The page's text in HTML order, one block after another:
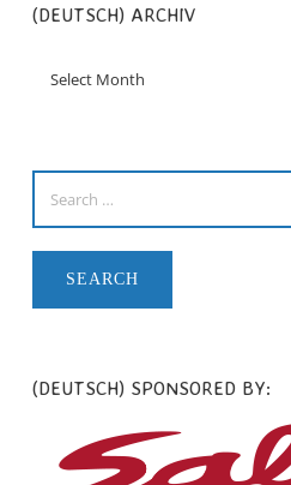
(DEUTSCH) ARCHIV
(DEUTSCH) SPONSORED BY: